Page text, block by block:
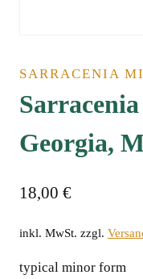
SARRACENIA
Georgia,
18,00 €
inkl. MwSt. zzgl.
typical minor formﾠ